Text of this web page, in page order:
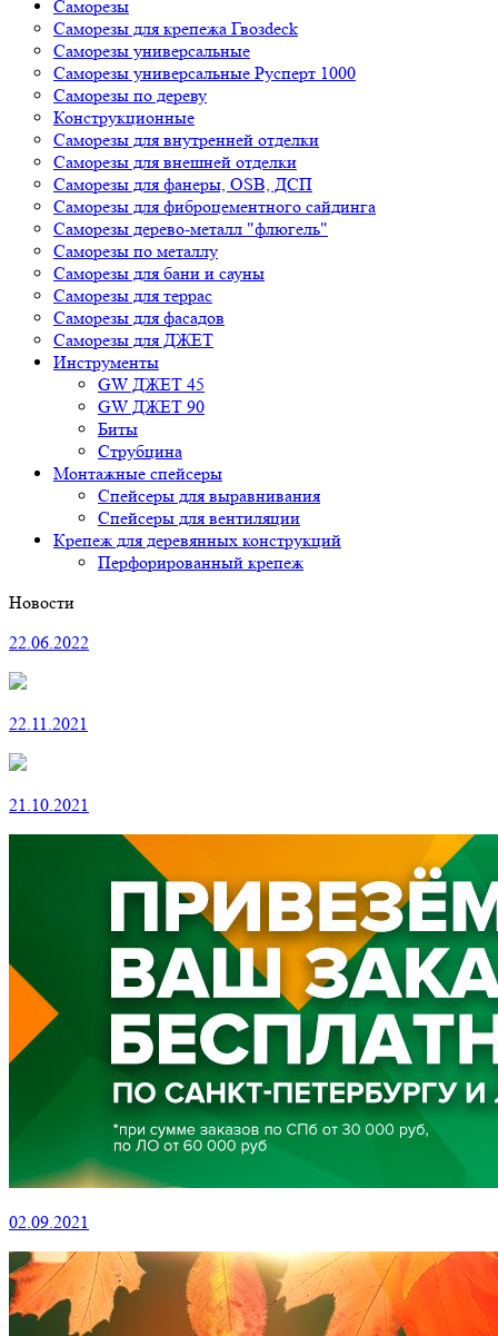
Саморезы
Саморезы для крепежа Гвозdeck
Саморезы универсальные
Саморезы универсальные Русперт 1000
Саморезы по дереву
Конструкционные
Саморезы для внутренней отделки
Саморезы для внешней отделки
Cаморезы для фанеры, OSB, ДСП
Саморезы для фиброцементного сайдинга
Саморезы дерево-металл "флюгель"
Саморезы по металлу
Саморезы для бани и сауны
Саморезы для террас
Саморезы для фасадов
Саморезы для ДЖЕТ
Инструменты
GW ДЖЕТ 45
GW ДЖЕТ 90
Биты
Струбцина
Монтажные спейсеры
Спейсеры для выравнивания
Спейсеры для вентиляции
Крепеж для деревянных конструкций
Перфорированный крепеж
Новости
22.06.2022
22.11.2021
21.10.2021
02.09.2021